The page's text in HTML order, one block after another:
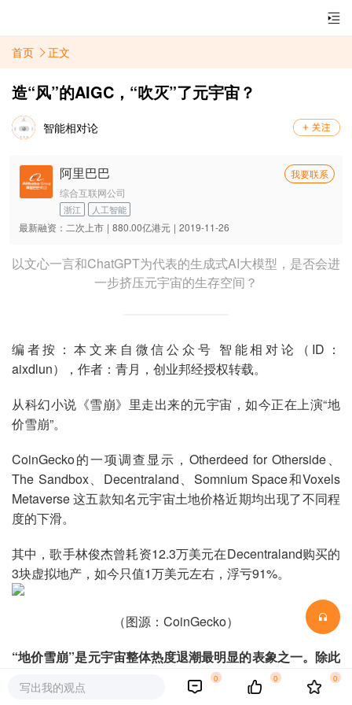
首页 正文
造“风”的AIGC，“吹灭”了元宇宙？
智能相对论
阿里巴巴
我要联系
综合互联网公司
浙江 人工智能
最新融资： 二次上市 | 880.00亿港元 | 2019-11-26
以文心一言和ChatGPT为代表的生成式AI大模型，是否会进
一步挤压元宇宙的生存空间？
编者按：本文来自微信公众号 智能相对论（ID：
aixdlun），作者：青月，创业邦经授权转载。
从科幻小说《雪崩》里走出来的元宇宙，如今正在上演“地
价雪崩”。
CoinGecko的一项调查显示，Otherdeed for Otherside、
The Sandbox、Decentraland、Somnium Space和Voxels
Metaverse 这五款知名元宇宙土地价格近期均出现了不同程
度的下滑。
其中，歌手林俊杰曾耗资12.3万美元在Decentraland购买的
3块虚拟地产，如今只值1万美元左右，浮亏91%。
（图源：CoinGecko）
“地价雪崩”是元宇宙整体热度退潮最明显的表象之一。除此
之外，海内外大厂对元宇宙的“注意力”也大不如前。
写出我的观点
0 0 0